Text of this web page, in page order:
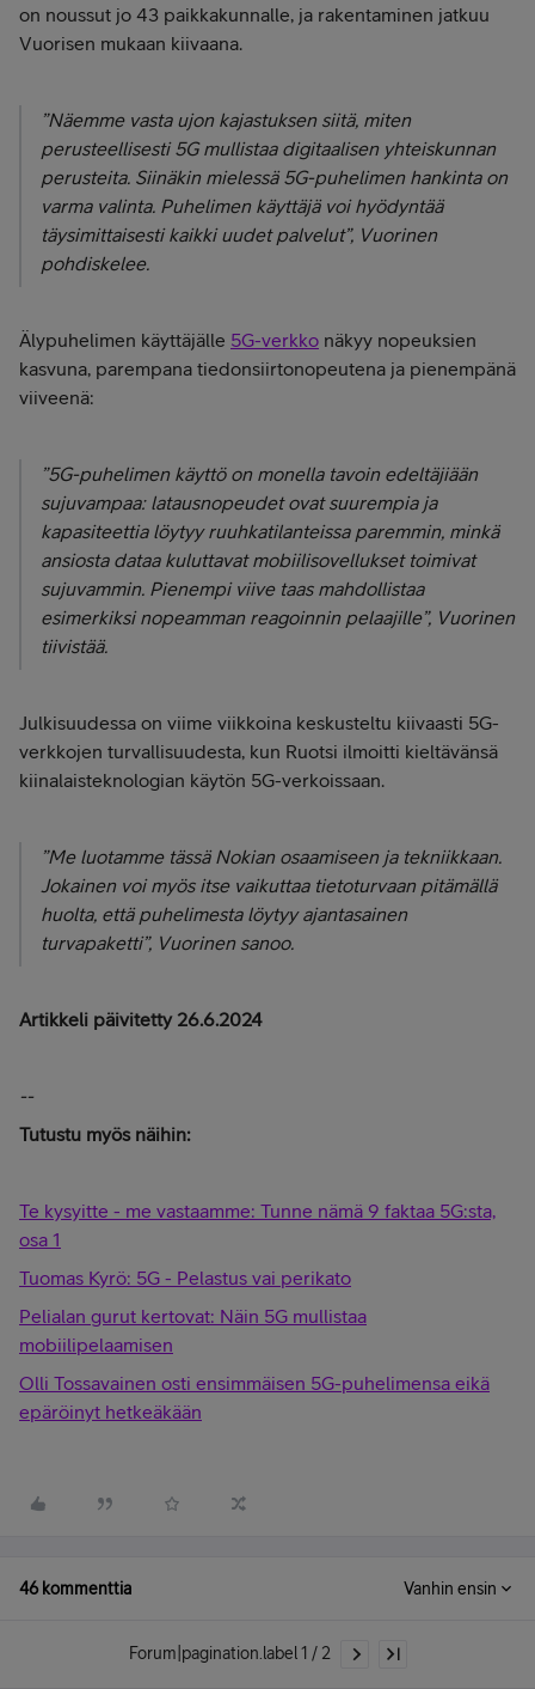
on noussut jo 43 paikkakunnalle, ja rakentaminen jatkuu
Vuorisen mukaan kiivaana.
”Näemme vasta ujon kajastuksen siitä, miten
perusteellisesti 5G mullistaa digitaalisen yhteiskunnan
perusteita. Siinäkin mielessä 5G-puhelimen hankinta on
varma valinta. Puhelimen käyttäjä voi hyödyntää
täysimittaisesti kaikki uudet palvelut”, Vuorinen
pohdiskelee.
Älypuhelimen käyttäjälle 5G-verkko näkyy nopeuksien
kasvuna, parempana tiedonsiirtonopeutena ja pienempänä
viiveenä:
”5G-puhelimen käyttö on monella tavoin edeltäjiään
sujuvampaa: latausnopeudet ovat suurempia ja
kapasiteettia löytyy ruuhkatilanteissa paremmin, minkä
ansiosta dataa kuluttavat mobiilisovellukset toimivat
sujuvammin. Pienempi viive taas mahdollistaa
esimerkiksi nopeamman reagoinnin pelaajille”, Vuorinen
tiivistää.
Julkisuudessa on viime viikkoina keskusteltu kiivaasti 5G-
verkkojen turvallisuudesta, kun Ruotsi ilmoitti kieltävänsä
kiinalaisteknologian käytön 5G-verkoissaan.
”Me luotamme tässä Nokian osaamiseen ja tekniikkaan.
Jokainen voi myös itse vaikuttaa tietoturvaan pitämällä
huolta, että puhelimesta löytyy ajantasainen
turvapaketti”, Vuorinen sanoo.
Artikkeli päivitetty 26.6.2024
--
Tutustu myös näihin:
Te kysyitte - me vastaamme: Tunne nämä 9 faktaa 5G:sta,
osa 1
Tuomas Kyrö: 5G - Pelastus vai perikato
Pelialan gurut kertovat: Näin 5G mullistaa
mobiilipelaamisen
Olli Tossavainen osti ensimmäisen 5G-puhelimensa eikä
epäröinyt hetkeäkään
46 kommenttia Vanhin ensin
Forum|pagination.label 1 / 2